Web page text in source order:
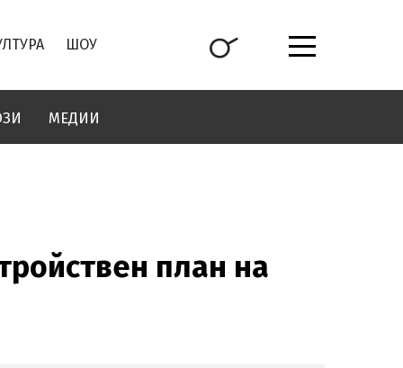
ШОУ
МЕДИИ
план на